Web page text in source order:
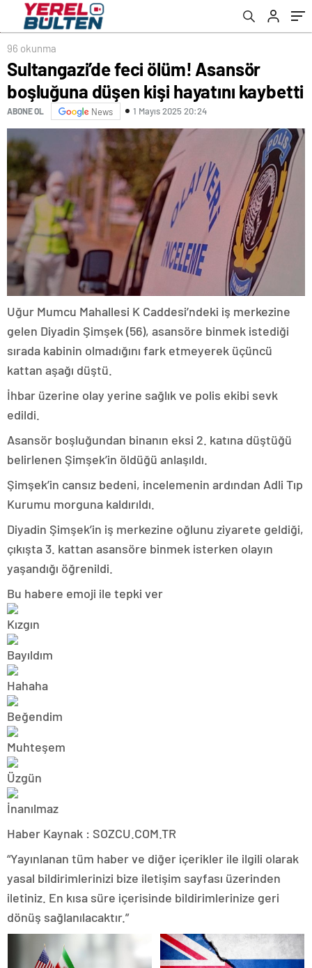
96 okunma
Sultangazi’de feci ölüm! Asansör
boşluğuna düşen kişi hayatını kaybetti
ABONE OL News 1 Mayıs 2025 20:24
Uğur Mumcu Mahallesi K Caddesi’ndeki iş merkezine
gelen Diyadin Şimşek (56), asansöre binmek istediği
sırada kabinin olmadığını fark etmeyerek üçüncü
kattan aşağı düştü.
İhbar üzerine olay yerine sağlık ve polis ekibi sevk
edildi.
Asansör boşluğundan binanın eksi 2. katına düştüğü
belirlenen Şimşek’in öldüğü anlaşıldı.
Şimşek’in cansız bedeni, incelemenin ardından Adli Tıp
Kurumu morguna kaldırıldı.
Diyadin Şimşek’in iş merkezine oğlunu ziyarete geldiği,
çıkışta 3. kattan asansöre binmek isterken olayın
yaşandığı öğrenildi.
Bu habere emoji ile tepki ver
Haber Kaynak : SOZCU.COM.TR
“Yayınlanan tüm haber ve diğer içerikler ile ilgili olarak
yasal bildirimlerinizi bize iletişim sayfası üzerinden
iletiniz. En kısa süre içerisinde bildirimlerinize geri
dönüş sağlanılacaktır.”